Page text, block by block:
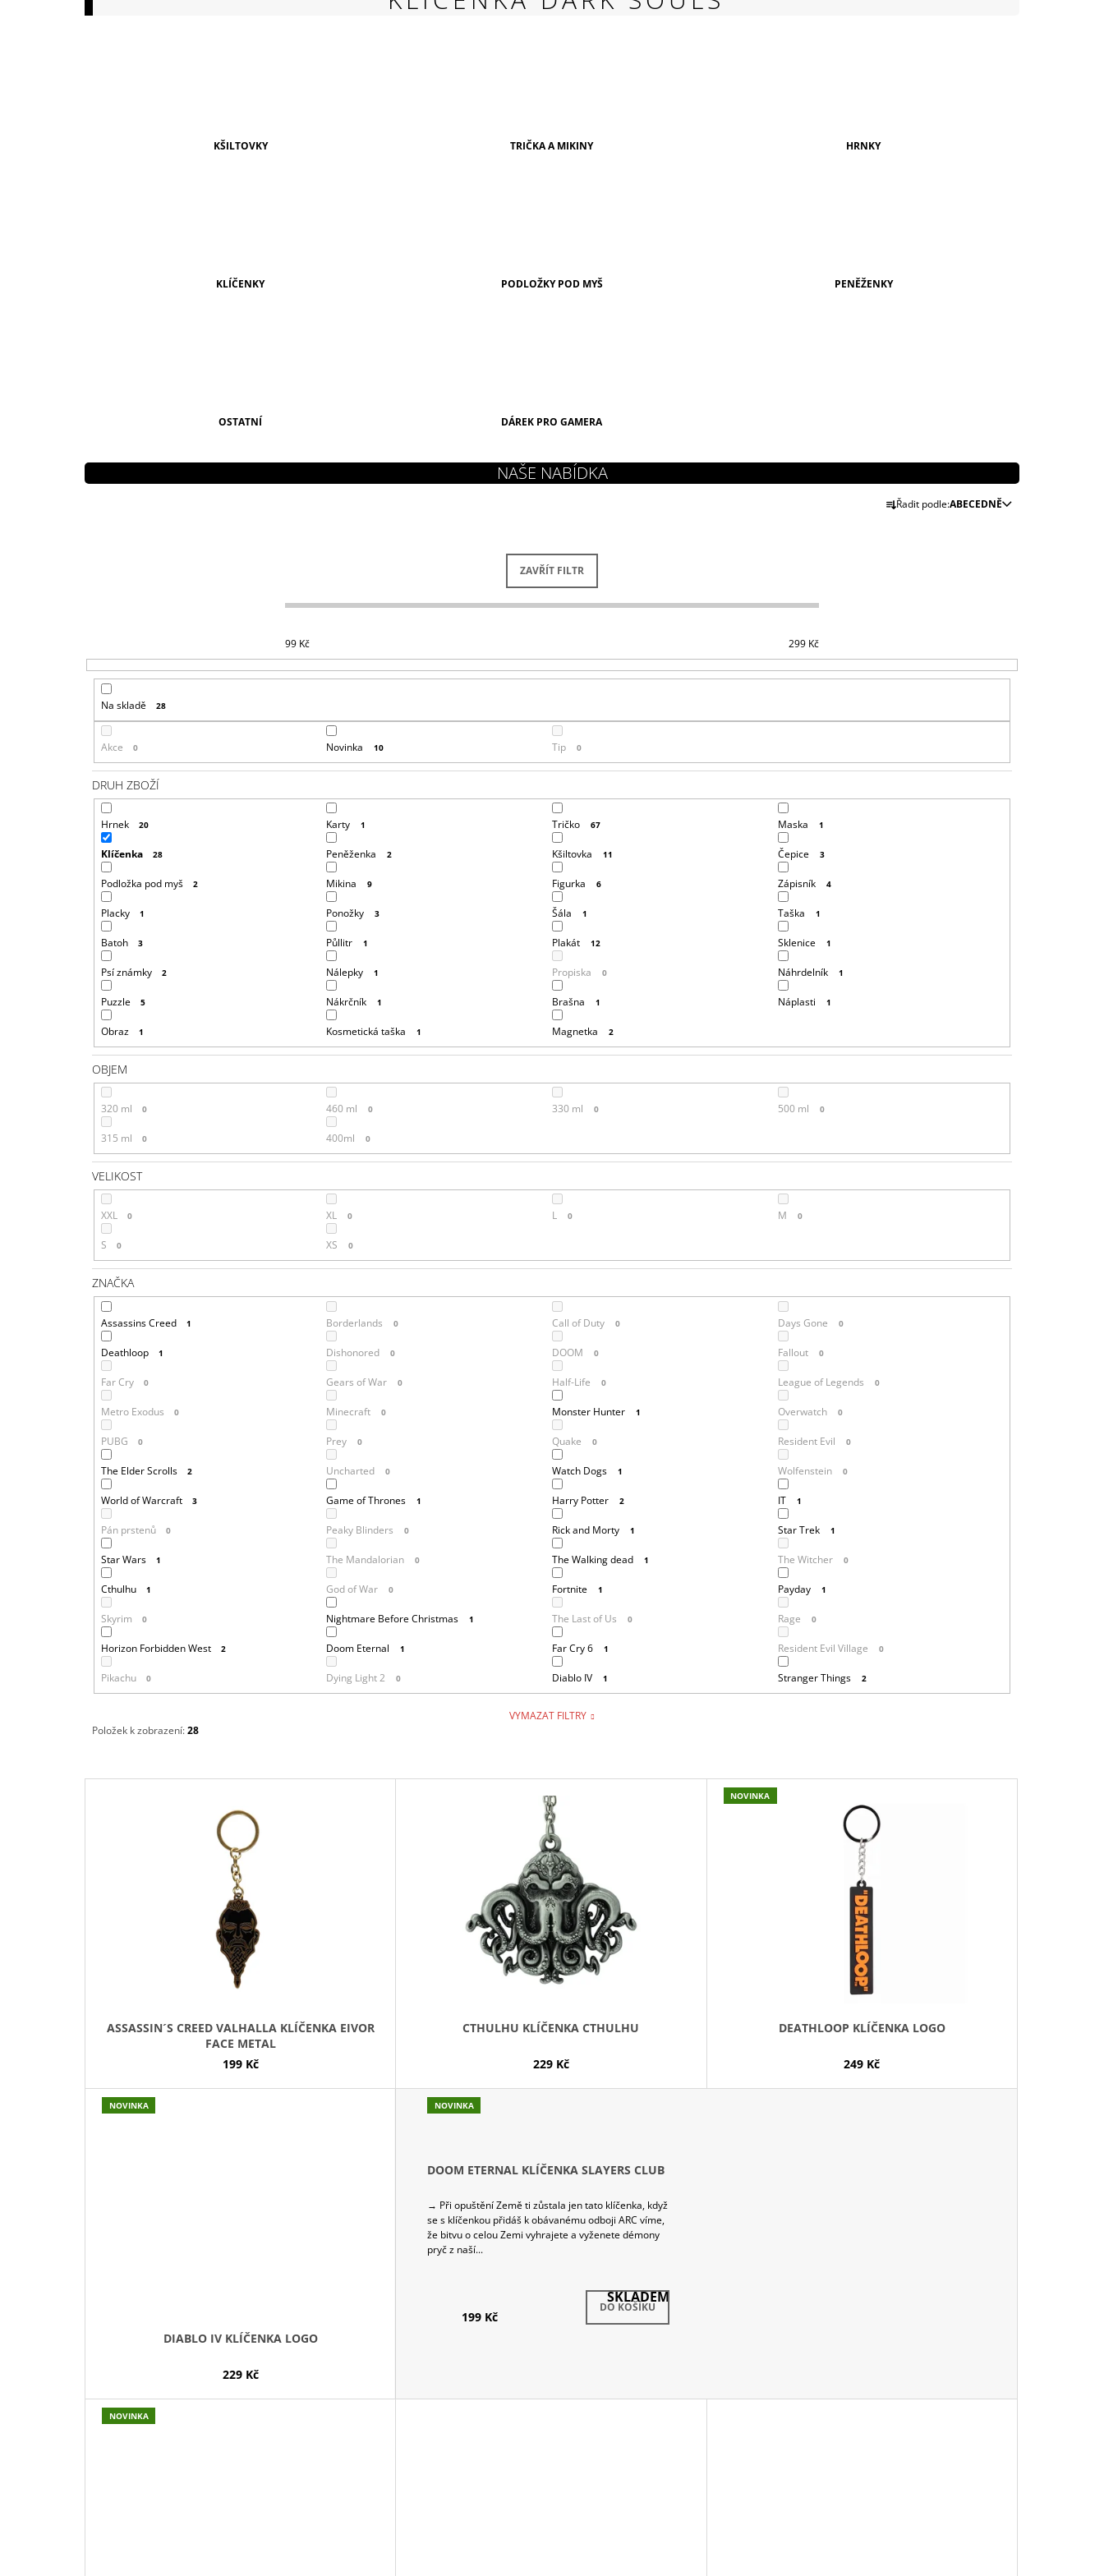
KŠILTOVKY TRIČKA A MIKINY HRNKY
KLÍČENKY PODLOŽKY POD MYŠ PENĚŽENKY
OSTATNÍ DÁREK PRO GAMERA
Ř
O
Ů
Řadit podle:ABECEDNĚ
ZAVŘÍT FILTR
99 Kč 299 Kč
Na skladě 28
Akce 0 Novinka 10 Tip 0
DRUH ZBOŽÍ
Hrnek 20 Karty 1 Tričko 67 Maska 1
Klíčenka 28 Peněženka 2 Kšiltovka 11 Čepice 3
Podložka pod myš 2 Mikina 9 Figurka 6 Zápisník 4
Placky 1 Ponožky 3 Šála 1 Taška 1
Batoh 3 Půllitr 1 Plakát 12 Sklenice 1
Psí známky 2 Nálepky 1 Propiska 0 Náhrdelník 1
Puzzle 5 Nákrčník 1 Brašna 1 Náplasti 1
Obraz 1 Kosmetická taška 1 Magnetka 2
OBJEM
320 ml 0 460 ml 0 330 ml 0 500 ml 0
315 ml 0 400ml 0
VELIKOST
XXL 0 XL 0 L 0 M 0
S 0 XS 0
ZNAČKA
Assassins Creed 1 Borderlands 0 Call of Duty 0 Days Gone 0
Deathloop 1 Dishonored 0 DOOM 0 Fallout 0
Far Cry 0 Gears of War 0 Half-Life 0 League of Legends 0
Metro Exodus 0 Minecraft 0 Monster Hunter 1 Overwatch 0
PUBG 0 Prey 0 Quake 0 Resident Evil 0
The Elder Scrolls 2 Uncharted 0 Watch Dogs 1 Wolfenstein 0
World of Warcraft 3 Game of Thrones 1 Harry Potter 2 IT 1
Pán prstenů 0 Peaky Blinders 0 Rick and Morty 1 Star Trek 1
Star Wars 1 The Mandalorian 0 The Walking dead 1 The Witcher 0
Cthulhu 1 God of War 0 Fortnite 1 Payday 1
Skyrim 0 Nightmare Before Christmas 1 The Last of Us 0 Rage 0
Horizon Forbidden West 2 Doom Eternal 1 Far Cry 6 1 Resident Evil Village 0
Pikachu 0 Dying Light 2 0 Diablo IV 1 Stranger Things 2
VYMAZAT FILTRY
Položek k zobrazení:28
V
ASSASSIN´S CREED VALHALLA KLÍČENKA EIVOR
FACE METAL
199 Kč
CTHULHU KLÍČENKA CTHULHU
229 Kč
NOVINKA
DEATHLOOP KLÍČENKA LOGO
249 Kč
NOVINKA
DIABLO IV KLÍČENKA LOGO
229 Kč
NOVINKA
DOOM ETERNAL KLÍČENKA SLAYERS CLUB
→ Při opuštění Země ti zůstala jen tato klíčenka, když
se s klíčenkou přidáš k obávanému odboji ARC víme,
že bitvu o celou Zemi vyhrajete a vyženete démony
pryč z naší...
199 Kč
DO KOŠÍKU
SKLADEM
NOVINKA